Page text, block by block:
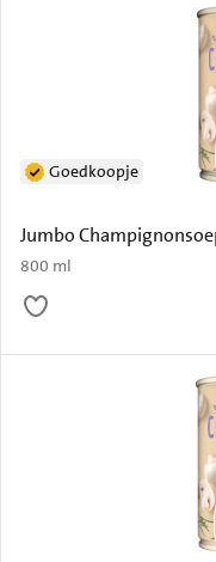
Jumbo
800 ml
Goedkoopje